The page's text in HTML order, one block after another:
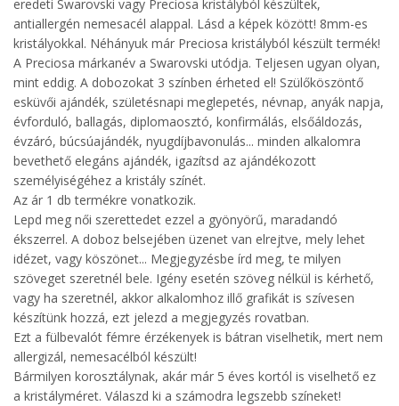
eredeti Swarovski vagy Preciosa kristályból készültek,
antiallergén nemesacél alappal. Lásd a képek között! 8mm-es
kristályokkal. Néhányuk már Preciosa kristályból készült termék!
A Preciosa márkanév a Swarovski utódja. Teljesen ugyan olyan,
mint eddig. A dobozokat 3 színben érheted el! Szülőköszöntő
esküvői ajándék, születésnapi meglepetés, névnap, anyák napja,
évforduló, ballagás, diplomaosztó, konfirmálás, elsőáldozás,
évzáró, búcsúajándék, nyugdíjbavonulás... minden alkalomra
bevethető elegáns ajándék, igazítsd az ajándékozott
személyiségéhez a kristály színét.
Az ár 1 db termékre vonatkozik.
Lepd meg női szerettedet ezzel a gyönyörű, maradandó
ékszerrel. A doboz belsejében üzenet van elrejtve, mely lehet
idézet, vagy köszönet... Megjegyzésbe írd meg, te milyen
szöveget szeretnél bele. Igény esetén szöveg nélkül is kérhető,
vagy ha szeretnél, akkor alkalomhoz illő grafikát is szívesen
készítünk hozzá, ezt jelezd a megjegyzés rovatban.
Ezt a fülbevalót fémre érzékenyek is bátran viselhetik, mert nem
allergizál, nemesacélból készült!
Bármilyen korosztálynak, akár már 5 éves kortól is viselhető ez
a kristályméret. Válaszd ki a számodra legszebb színeket!